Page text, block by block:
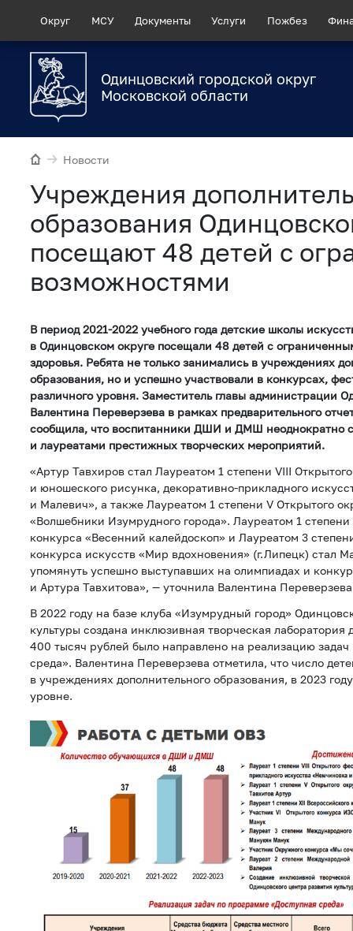
Округ МСУ Документы Услуги Пожбез
Одинцовский городской округ
Московской области
Новости
Учреждения
образования
посещают 48 детей с
возможностями
В период 2021-2022 учебного года детские школы
в Одинцовском округе посещали 48 детей с
здоровья. Ребята не только занимались в учреждениях
образования, но и успешно участвовали в конкурсах,
различного уровня. Заместитель главы администрации
Валентина Переверзева в рамках предварительного
сообщила, что воспитанники ДШИ и ДМШ неоднократно
и лауреатами престижных творческих мероприятий.
«Артур Тавхиров стал Лауреатом 1 степени VIII
и юношеского рисунка, декоративно-прикладного
и Малевич», а также Лауреатом 1 степени V Открытого
«Волшебники Изумрудного города». Лауреатом 1 степени
конкурса «Весенний калейдоскоп» и Лауреатом 3
конкурса искусств «Мир вдохновения» (г.Липецк) стал
упомянуть успешно выступавших на олимпиадах и
и Артура Тавхитова», — уточнила Валентина
В 2022 году на базе клуба «Изумрудный город»
культуры создана инклюзивная творческая лаборатория
400 тысяч рублей было направлено на реализацию
среда». Валентина Переверзева отметила, что число
в учреждениях дополнительного образования, в 2023
уровне.